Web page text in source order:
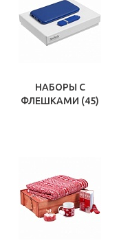
НАБОРЫ С
ФЛЕШКАМИ (45)